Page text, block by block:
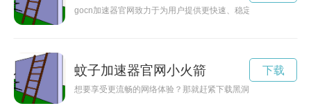
gocn加速器官网致力于为用户提供更快速、稳定的网络连接体
蚊子加速器官网小火箭
想要享受更流畅的网络体验？那就赶紧下载黑洞加速器安卓版
下载